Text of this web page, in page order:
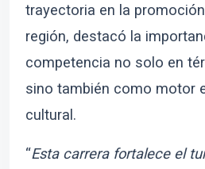
trayectoria en la
región, destacó la
competencia no solo en
sino también como motor
cultural.
“Esta carrera fortalece el